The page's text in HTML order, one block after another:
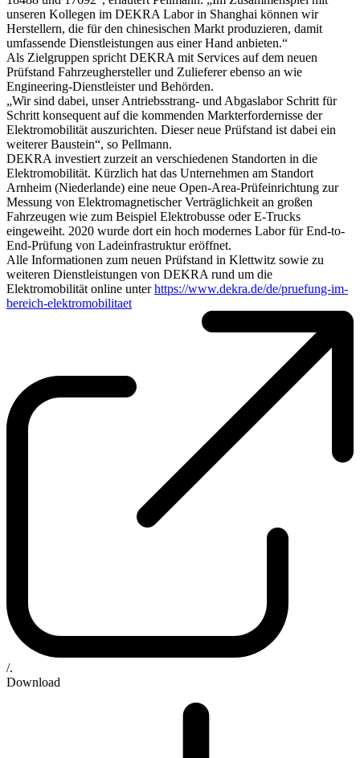
unseren Kollegen im DEKRA Labor in Shanghai können wir
Herstellern, die für den chinesischen Markt produzieren, damit
umfassende Dienstleistungen aus einer Hand anbieten.“
Als Zielgruppen spricht DEKRA mit Services auf dem neuen
Prüfstand Fahrzeughersteller und Zulieferer ebenso an wie
Engineering-Dienstleister und Behörden.
„Wir sind dabei, unser Antriebsstrang- und Abgaslabor Schritt für
Schritt konsequent auf die kommenden Markterfordernisse der
Elektromobilität auszurichten. Dieser neue Prüfstand ist dabei ein
weiterer Baustein“, so Pellmann.
DEKRA investiert zurzeit an verschiedenen Standorten in die
Elektromobilität. Kürzlich hat das Unternehmen am Standort
Arnheim (Niederlande) eine neue Open-Area-Prüfeinrichtung zur
Messung von Elektromagnetischer Verträglichkeit an großen
Fahrzeugen wie zum Beispiel Elektrobusse oder E-Trucks
eingeweiht. 2020 wurde dort ein hoch modernes Labor für End-to-
End-Prüfung von Ladeinfrastruktur eröffnet.
Alle Informationen zum neuen Prüfstand in Klettwitz sowie zu
weiteren Dienstleistungen von DEKRA rund um die
Elektromobilität online unterhttps://www.dekra.de/de/pruefung-im-
bereich-elektromobilitaet
/.
Download